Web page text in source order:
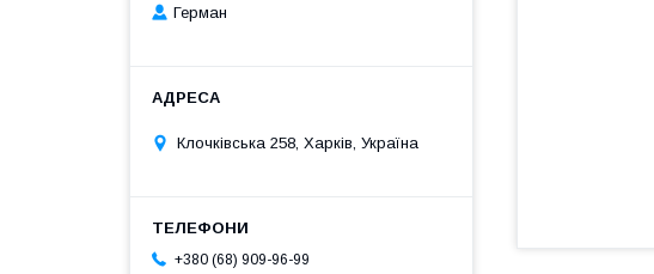
Герман
Клочкiвська 258, Харків, Україна
+380 (68) 909-96-99